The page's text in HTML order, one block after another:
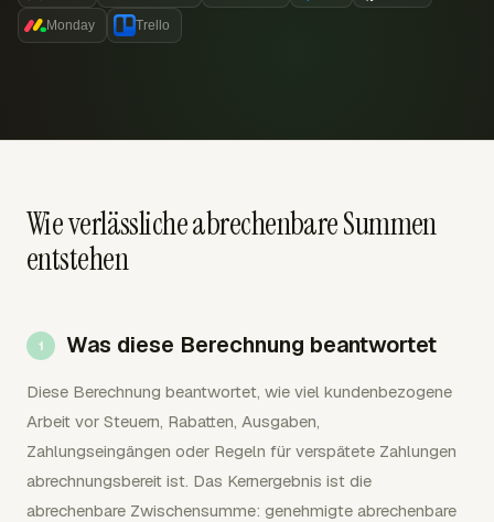
Monday Trello
Wie verlässliche abrechenbare Summen
entstehen
Was diese Berechnung beantwortet
Diese Berechnung beantwortet, wie viel kundenbezogene
Arbeit vor Steuern, Rabatten, Ausgaben,
Zahlungseingängen oder Regeln für verspätete Zahlungen
abrechnungsbereit ist. Das Kernergebnis ist die
abrechenbare Zwischensumme: genehmigte abrechenbare